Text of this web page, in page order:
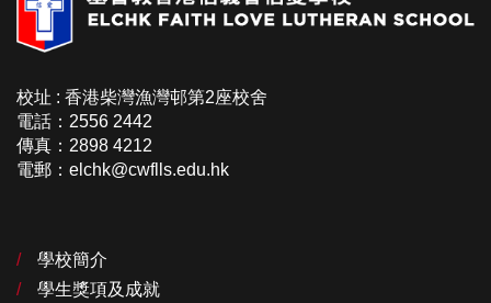
校址 : 香港柴灣漁灣邨第2座校舍
電話：2556 2442
傳真：2898 4212
電郵：elchk@cwflls.edu.hk
學校簡介
學生獎項及成就